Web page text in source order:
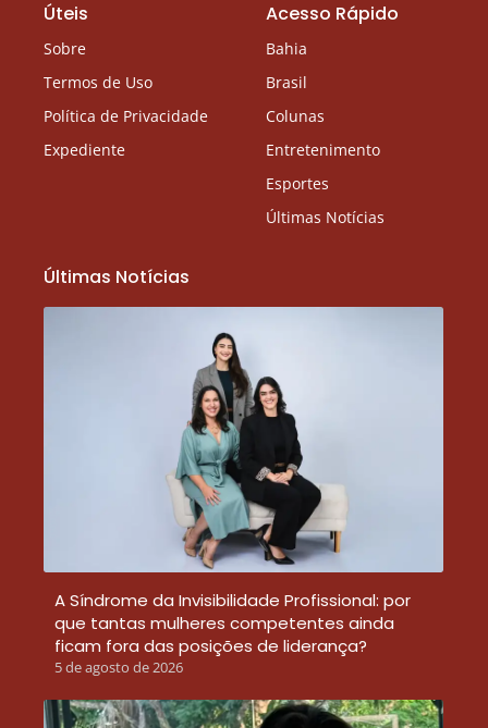
Úteis
Sobre
Termos de Uso
Política de Privacidade
Expediente
Acesso Rápido
Bahia
Brasil
Colunas
Entretenimento
Esportes
Últimas Notícias
Últimas Notícias
A Síndrome da Invisibilidade Profissional: por
que tantas mulheres competentes ainda
ficam fora das posições de liderança?
5 de agosto de 2026